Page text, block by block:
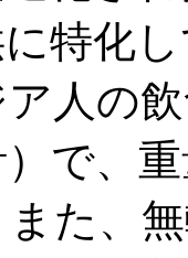
特化
人の
で、
た、